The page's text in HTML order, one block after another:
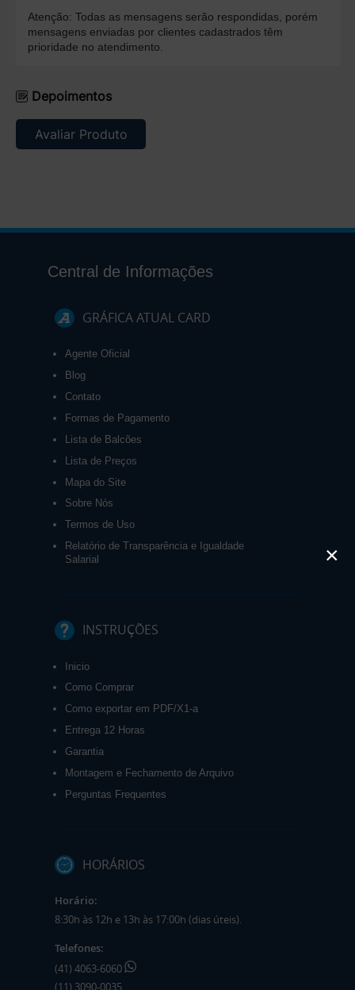
Atenção: Todas as mensagens serão respondidas, porém
mensagens enviadas por clientes cadastrados têm
prioridade no atendimento.
Depoimentos
Avaliar Produto
Central de Informações
GRÁFICA ATUAL CARD
Agente Oficial
Blog
Contato
Formas de Pagamento
Lista de Balcões
Lista de Preços
Mapa do Site
Sobre Nós
Termos de Uso
Relatório de Transparência e Igualdade
Salarial
INSTRUÇÕES
Inicio
Como Comprar
Como exportar em PDF/X1-a
Entrega 12 Horas
Garantia
Montagem e Fechamento de Arquivo
Perguntas Frequentes
HORÁRIOS
Horário:
8:30h às 12h e 13h às 17:00h (dias úteis).
Telefones:
(41) 4063-6060
(11) 3090-0035
×